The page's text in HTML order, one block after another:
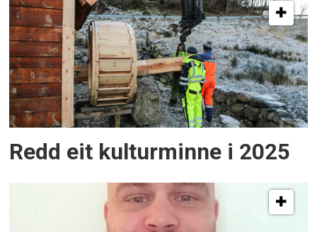
Redd eit kulturminne i 2025